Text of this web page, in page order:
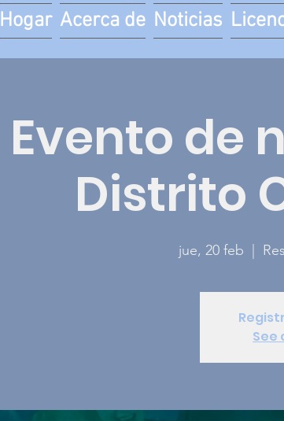
Hogar Acerca de Noticias
Evento de
Distrito
jue, 20 feb
See